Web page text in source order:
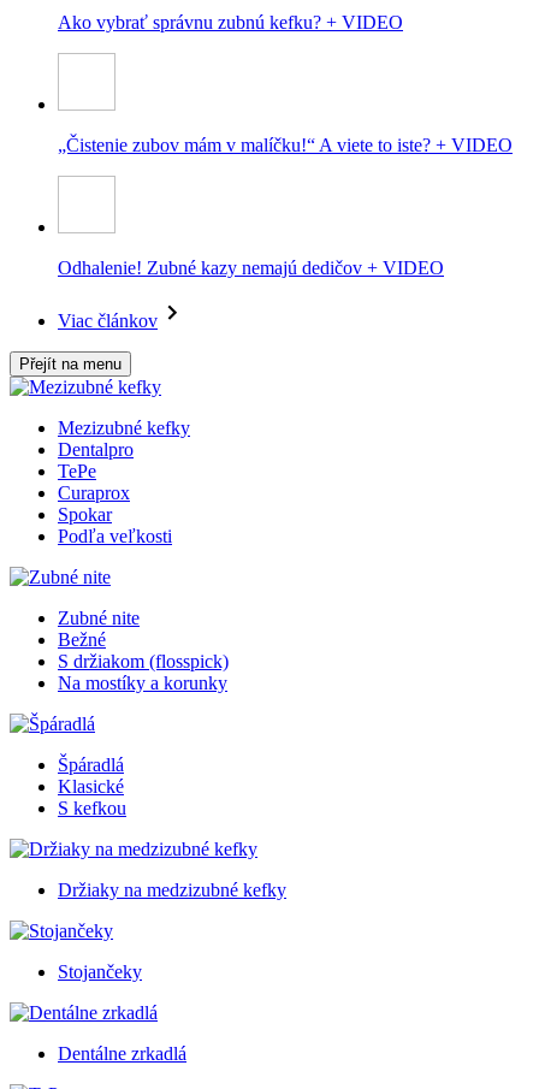
Ako vybrať správnu zubnú kefku? + VIDEO
„Čistenie zubov mám v malíčku!“ A viete to iste? + VIDEO
Odhalenie! Zubné kazy nemajú dedičov + VIDEO
Viac článkov
Přejít na menu
Mezizubné kefky
Dentalpro
TePe
Curaprox
Spokar
Podľa veľkosti
Zubné nite
Bežné
S držiakom (flosspick)
Na mostíky a korunky
Špáradlá
Klasické
S kefkou
Držiaky na medzizubné kefky
Stojančeky
Dentálne zrkadlá